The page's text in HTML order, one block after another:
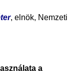
, elnök, Nemzeti
a